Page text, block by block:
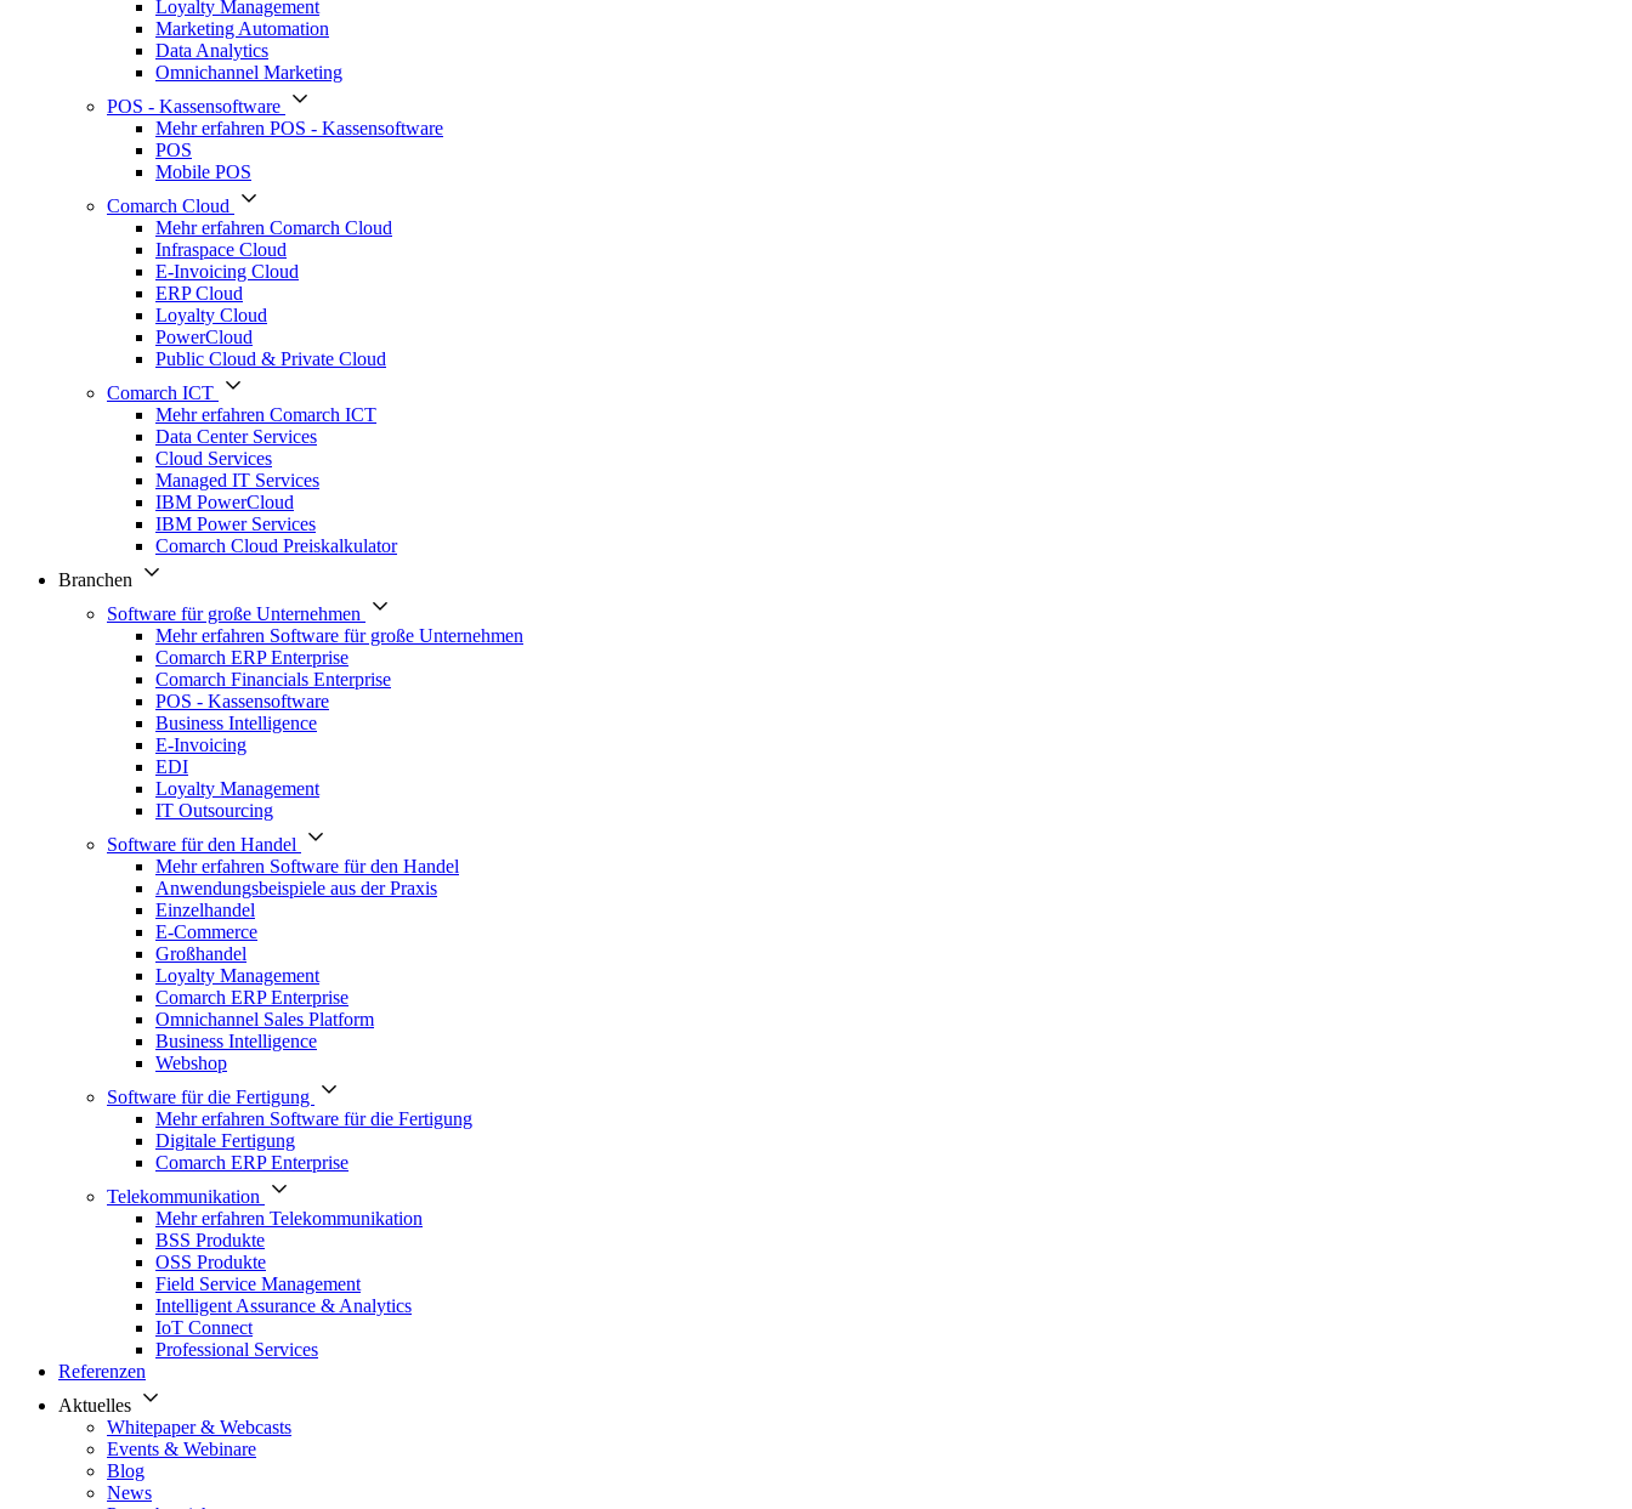
Loyalty Management
Marketing Automation
Data Analytics
Omnichannel Marketing
POS - Kassensoftware
Mehr erfahren POS - Kassensoftware
POS
Mobile POS
Comarch Cloud
Mehr erfahren Comarch Cloud
Infraspace Cloud
E-Invoicing Cloud
ERP Cloud
Loyalty Cloud
PowerCloud
Public Cloud & Private Cloud
Comarch ICT
Mehr erfahren Comarch ICT
Data Center Services
Cloud Services
Managed IT Services
IBM PowerCloud
IBM Power Services
Comarch Cloud Preiskalkulator
Branchen
Software für große Unternehmen
Mehr erfahren Software für große Unternehmen
Comarch ERP Enterprise
Comarch Financials Enterprise
POS - Kassensoftware
Business Intelligence
E-Invoicing
EDI
Loyalty Management
IT Outsourcing
Software für den Handel
Mehr erfahren Software für den Handel
Anwendungsbeispiele aus der Praxis
Einzelhandel
E-Commerce
Großhandel
Loyalty Management
Comarch ERP Enterprise
Omnichannel Sales Platform
Business Intelligence
Webshop
Software für die Fertigung
Mehr erfahren Software für die Fertigung
Digitale Fertigung
Comarch ERP Enterprise
Telekommunikation
Mehr erfahren Telekommunikation
BSS Produkte
OSS Produkte
Field Service Management
Intelligent Assurance & Analytics
IoT Connect
Professional Services
Referenzen
Aktuelles
Whitepaper & Webcasts
Events & Webinare
Blog
News